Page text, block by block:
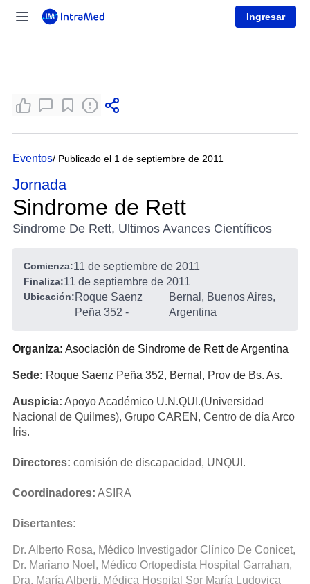
Ingresar
Eventos/ Publicado el 1 de septiembre de 2011
Jornada
Sindrome de Rett
Sindrome De Rett, Ultimos Avances Científicos
Comienza:11 de septiembre de 2011
Finaliza:11 de septiembre de 2011
Ubicación:Roque Saenz
Peña 352 -
Bernal, Buenos Aires,
Argentina
Organiza: Asociación de Sindrome de Rett de Argentina
Sede: Roque Saenz Peña 352, Bernal, Prov de Bs. As.
Auspicia: Apoyo Académico U.N.QUI.(Universidad
Nacional de Quilmes), Grupo CAREN, Centro de día Arco
Iris.
Directores: comisión de discapacidad, UNQUI.
Coordinadores: ASIRA
Disertantes:
Dr. Alberto Rosa, Médico Investigador Clínico De Conicet,
Dr. Mariano Noel, Médico Ortopedista Hospital Garrahan,
Dra. María Alberti, Médica Hospital Sor María Ludovica